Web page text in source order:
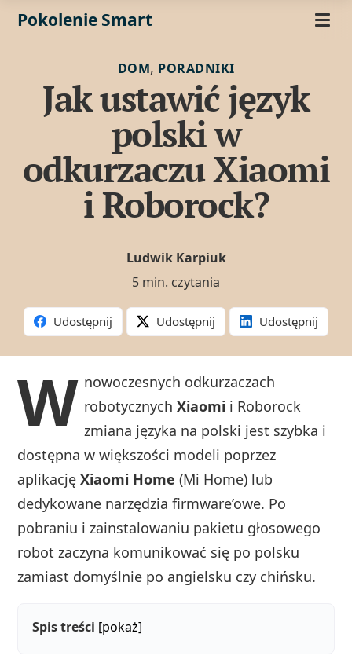
Pokolenie Smart
DOM, PORADNIKI
Jak ustawić język
polski w
odkurzaczu Xiaomi
i Roborock?
Ludwik Karpiuk
5 min. czytania
Udostępnij Udostępnij Udostępnij
W nowoczesnych odkurzaczach
robotycznychXiaomi i Roborock
zmiana języka na polski jest szybka i
dostępna w większości modeli poprzez
aplikacjęXiaomi Home (Mi Home) lub
dedykowane narzędzia firmware’owe. Po
pobraniu i zainstalowaniu pakietu głosowego
robot zaczyna komunikować się po polsku
zamiast domyślnie po angielsku czy chińsku.
Spis treści [pokaż]